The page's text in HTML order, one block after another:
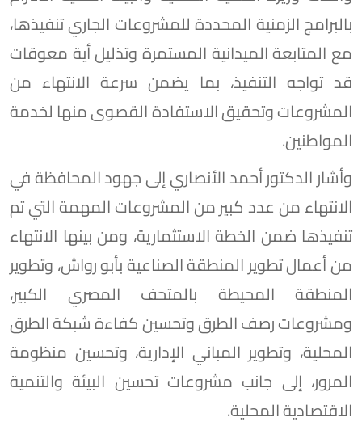
بالبرامج الزمنية المحددة للمشروعات الجاري تنفيذها،
مع المتابعة الميدانية المستمرة وتذليل أية معوقات
قد تواجه التنفيذ، بما يضمن سرعة الانتهاء من
المشروعات وتحقيق الاستفادة القصوى منها لخدمة
المواطنين.
وأشار الدكتور أحمد الأنصاري إلى جهود المحافظة في
الانتهاء من عدد كبير من المشروعات المهمة التي تم
تنفيذها ضمن الخطة الاستثمارية، ومن بينها الانتهاء
من أعمال تطوير المنطقة الصناعية بأبو رواش، وتطوير
المنطقة المحيطة بالمتحف المصري الكبير،
ومشروعات رصف الطرق وتحسين كفاءة شبكة الطرق
المحلية، وتطوير المباني الإدارية، وتحسين منظومة
المرور، إلى جانب مشروعات تحسين البيئة والتنمية
الاقتصادية المحلية.